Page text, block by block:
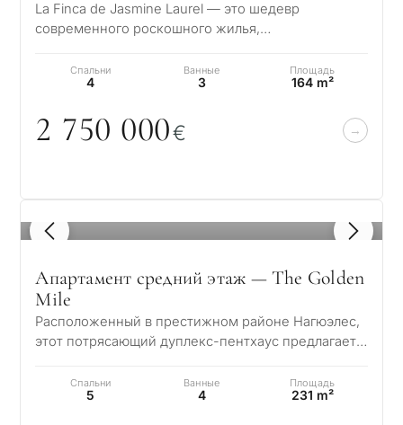
La Finca de Jasmine Laurel — это шедевр
современного роскошного жилья,
треугольнике Бенахависа,…
Спальни
4
Ванные
3
Площадь
164 m²
2 750 000€
1 / 8
Апартамент средний этаж — The Golden
Mile
Расположенный в престижном районе Нагюэлес,
этот потрясающий дуплекс-пентхаус предлагает
Спальни
5
Ванные
4
Площадь
231 m²